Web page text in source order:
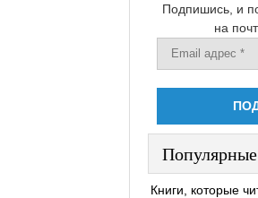
Подпишись, и
на
Книги, которые